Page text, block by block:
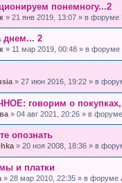
понемногу...2
» 21 янв 2019, 13:07 » в форуме
днем... 2
» 11 мар 2019, 00:48 » в форуме
» 27 июн 2016, 19:22 » в
говорим о покупках,
» 04 авг 2021, 20:26 » в форуме
опознать
» 20 ноя 2008, 18:36 » в
и платки
» 28 мар 2010, 22:35 » в форуме